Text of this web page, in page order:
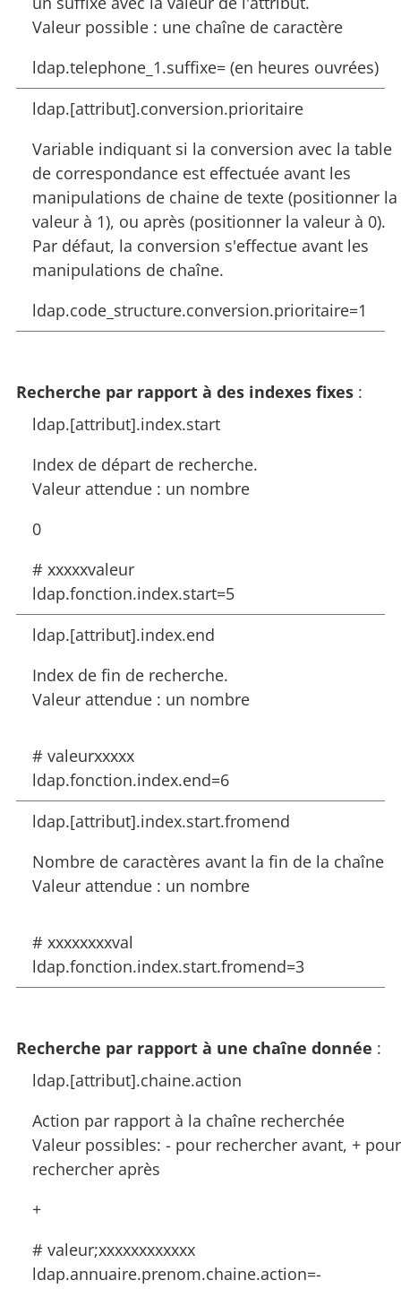
Valeur possible : une chaîne de caractère
ldap.telephone_1.suffixe= (en heures ouvrées)
ldap.[attribut].conversion.prioritaire
Variable indiquant si la conversion avec la table
de correspondance est effectuée avant les
manipulations de chaine de texte (positionner la
valeur à 1), ou après (positionner la valeur à 0).
Par défaut, la conversion s'effectue avant les
manipulations de chaîne.
ldap.code_structure.conversion.prioritaire=1
Recherche par rapport à des indexes fixes :
ldap.[attribut].index.start
Index de départ de recherche.
Valeur attendue : un nombre
0
# xxxxxvaleur
ldap.fonction.index.start=5
ldap.[attribut].index.end
Index de fin de recherche.
Valeur attendue : un nombre
# valeurxxxxx
ldap.fonction.index.end=6
ldap.[attribut].index.start.fromend
Nombre de caractères avant la fin de la chaîne
Valeur attendue : un nombre
# xxxxxxxxval
ldap.fonction.index.start.fromend=3
Recherche par rapport à une chaîne donnée :
ldap.[attribut].chaine.action
Action par rapport à la chaîne recherchée
Valeur possibles: - pour rechercher avant, + pour
rechercher après
+
# valeur;xxxxxxxxxxxx
ldap.annuaire.prenom.chaine.action=-